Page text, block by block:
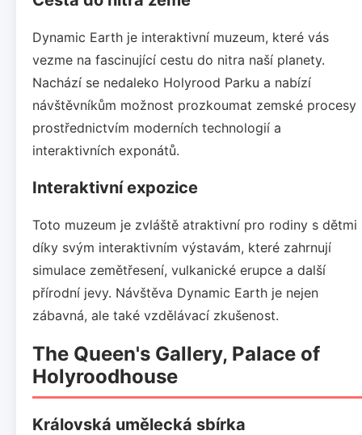
Dynamic Earth je interaktivní muzeum, které vás
vezme na fascinující cestu do nitra naší planety.
Nachází se nedaleko Holyrood Parku a nabízí
návštěvníkům možnost prozkoumat zemské procesy
prostřednictvím moderních technologií a
interaktivních exponátů.
Interaktivní expozice
Toto muzeum je zvláště atraktivní pro rodiny s dětmi
díky svým interaktivním výstavám, které zahrnují
simulace zemětřesení, vulkanické erupce a další
přírodní jevy. Návštěva Dynamic Earth je nejen
zábavná, ale také vzdělávací zkušenost.
The Queen's Gallery, Palace of
Holyroodhouse
Královská umělecká sbírka